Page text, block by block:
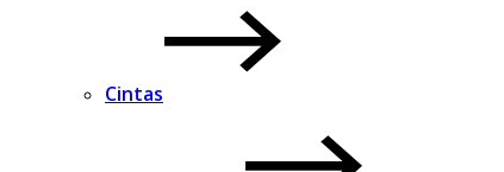
Cintas